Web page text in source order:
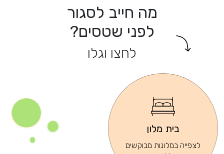
מה חייב לסגור
לפני שטסים?
לחצו וגלו
בית מלון
לצפייה במלונות מבוקשים